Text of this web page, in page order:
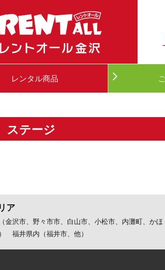
レンタル商品
ステージ
ア
金沢市、野々市市、白山市、小松市、内灘町、か
福井県内（福井市、他）